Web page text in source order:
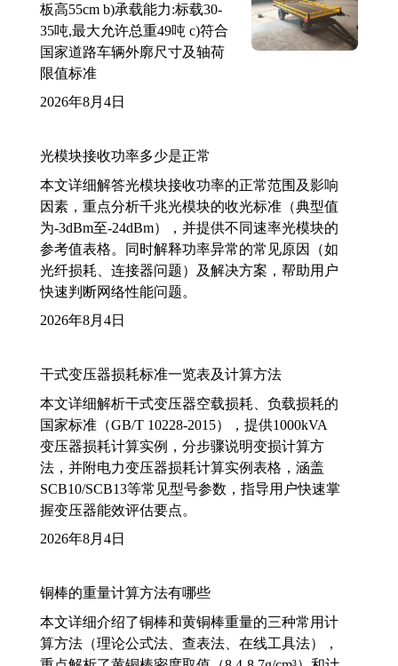
板高55cm b)承载能力:标载30-
35吨,最大允许总重49吨 c)符合
国家道路车辆外廓尺寸及轴荷
限值标准
2026年8月4日
光模块接收功率多少是正常
本文详细解答光模块接收功率的正常范围及影响
因素，重点分析千兆光模块的收光标准（典型值
为-3dBm至-24dBm），并提供不同速率光模块的
参考值表格。同时解释功率异常的常见原因（如
光纤损耗、连接器问题）及解决方案，帮助用户
快速判断网络性能问题。
2026年8月4日
干式变压器损耗标准一览表及计算方法
本文详细解析干式变压器空载损耗、负载损耗的
国家标准（GB/T 10228-2015），提供1000kVA
变压器损耗计算实例，分步骤说明变损计算方
法，并附电力变压器损耗计算实例表格，涵盖
SCB10/SCB13等常见型号参数，指导用户快速掌
握变压器能效评估要点。
2026年8月4日
铜棒的重量计算方法有哪些
本文详细介绍了铜棒和黄铜棒重量的三种常用计
算方法（理论公式法、查表法、在线工具法），